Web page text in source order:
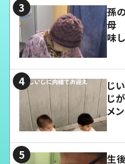
孫
母
味
じ
じ
メ
生